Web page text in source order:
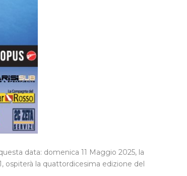
data: domenica 11 Maggio 2025, la
ospiterà la quattordicesima edizione del